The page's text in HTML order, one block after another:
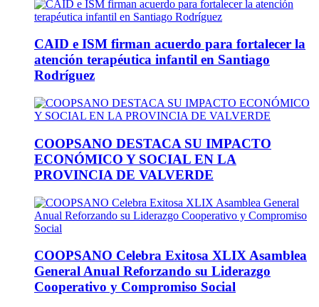
CAID e ISM firman acuerdo para fortalecer la
atención terapéutica infantil en Santiago
Rodríguez
COOPSANO DESTACA SU IMPACTO
ECONÓMICO Y SOCIAL EN LA
PROVINCIA DE VALVERDE
COOPSANO Celebra Exitosa XLIX Asamblea
General Anual Reforzando su Liderazgo
Cooperativo y Compromiso Social